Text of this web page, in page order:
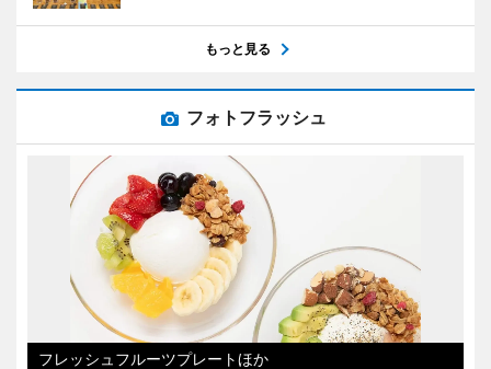
もっと見る
フォトフラッシュ
フレッシュフルーツプレートほか